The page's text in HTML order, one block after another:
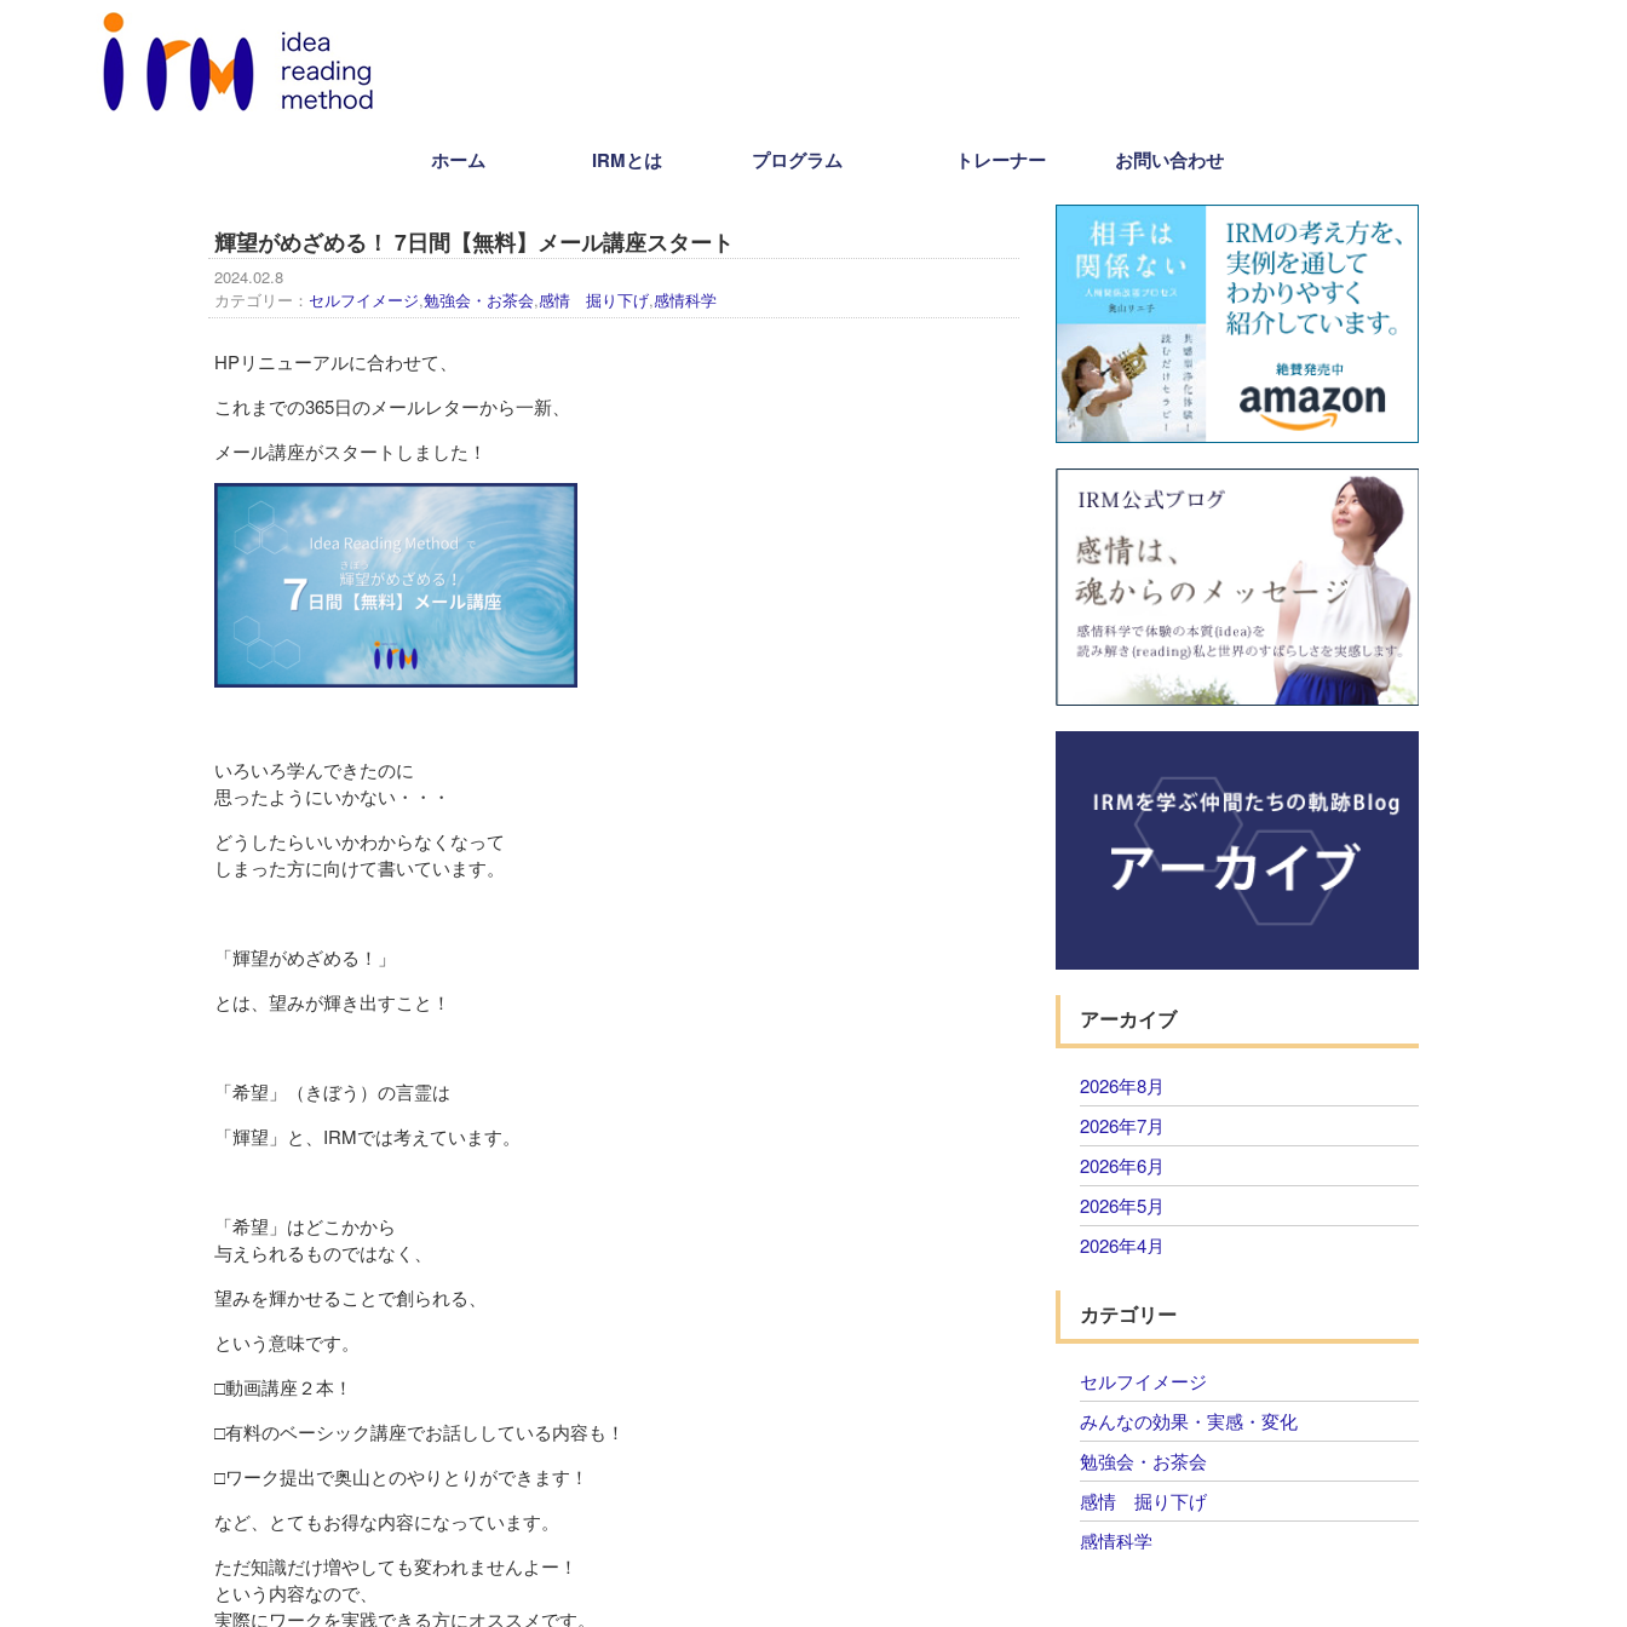
ホーム IRMとは プログラム トレーナー お問い合わせ
輝望がめざめる！ 7日間【無料】メール講座スタート
2024.02.8
カテゴリー： セルフイメージ,勉強会・お茶会,感情 掘り下げ,感情科学
HPリニューアルに合わせて、
これまでの365日のメールレターから一新、
メール講座がスタートしました！
いろいろ学んできたのに
思ったようにいかない・・・
どうしたらいいかわからなくなって
しまった方に向けて書いています。
「輝望がめざめる！」
とは、望みが輝き出すこと！
「希望」（きぼう）の言霊は
「輝望」と、IRMでは考えています。
「希望」はどこかから
与えられるものではなく、
望みを輝かせることで創られる、
という意味です。
□動画講座２本！
□有料のベーシック講座でお話ししている内容も！
□ワーク提出で奥山とのやりとりができます！
など、とてもお得な内容になっています。
ただ知識だけ増やしても変われませんよー！
という内容なので、
実際にワークを実践できる方にオススメです。
アーカイブ
2026年8月
2026年7月
2026年6月
2026年5月
2026年4月
2026年2月
2025年12月
2025年11月
2025年10月
2025年9月
カテゴリー
セルフイメージ
みんなの効果・実感・変化
勉強会・お茶会
感情 掘り下げ
感情科学